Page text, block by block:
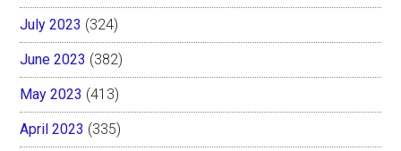
July 2023 (324)
June 2023 (382)
May 2023 (413)
April 2023 (335)